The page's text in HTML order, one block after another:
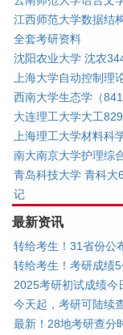
江西师范大学数据结
全套考研资料
沈阳农业大学 沈农
上海大学自动控制理
西南大学生态学（
大连理工大学大工
上海理工大学材料
南大南京大学护理综
青岛科技大学 青科大
记
最新资讯
转给考生！31省份公
转给考生！考研成绩
2025考研初试成绩今
今天起，考研可陆续
最新！28地考研查分